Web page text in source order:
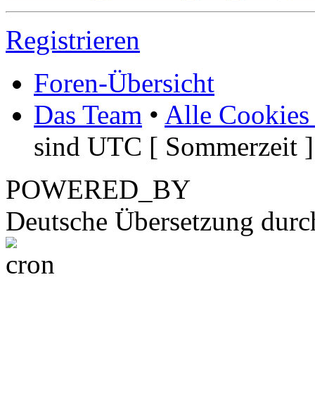
Registrieren
Foren-Übersicht
Das Team • Alle Cookies
sind UTC [ Sommerzeit ]
POWERED_BY
Deutsche Übersetzung